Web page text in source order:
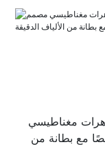
مغناطيسي
مع بطانة من